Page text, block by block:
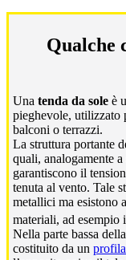
Qualche
Una tenda da sole è
pieghevole, utilizzato
balconi o terrazzi.
La struttura portante
quali, analogamente
garantiscono il
tenuta al vento. Tale
metallici ma esistono
materiali, ad esempio
Nella parte bassa
costituito da un